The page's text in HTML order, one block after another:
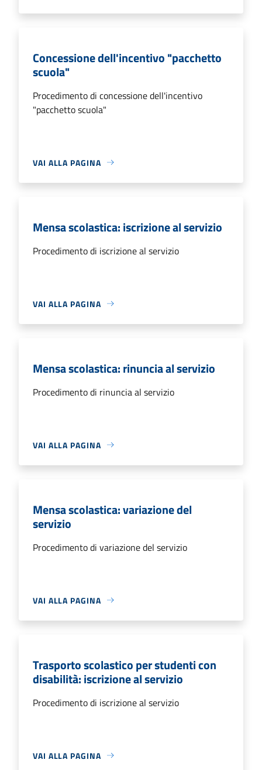
Concessione dell'incentivo "pacchetto
scuola"
Procedimento di concessione dell'incentivo
"pacchetto scuola"
VAI ALLA PAGINA
Mensa scolastica: iscrizione al servizio
Procedimento di iscrizione al servizio
VAI ALLA PAGINA
Mensa scolastica: rinuncia al servizio
Procedimento di rinuncia al servizio
VAI ALLA PAGINA
Mensa scolastica: variazione del
servizio
Procedimento di variazione del servizio
VAI ALLA PAGINA
Trasporto scolastico per studenti con
disabilità: iscrizione al servizio
Procedimento di iscrizione al servizio
VAI ALLA PAGINA